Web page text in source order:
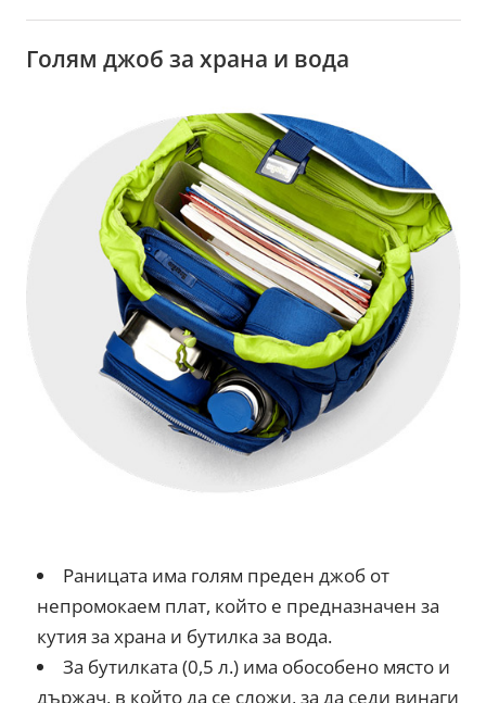
Голям джоб за храна и вода
Раницата има голям преден джоб от
непромокаем плат, който е предназначен за
кутия за храна и бутилка за вода.
За бутилката (0,5 л.) има обособено място и
държач, в който да се сложи, за да седи винаги